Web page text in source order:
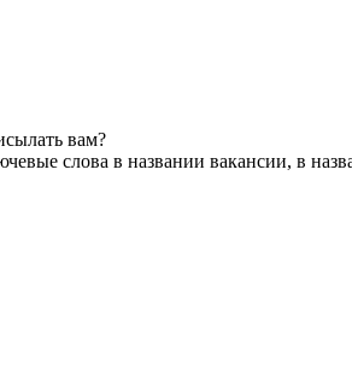
вам?
слова в названии вакансии, в